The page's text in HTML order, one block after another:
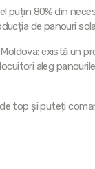
puțin 80% din
de panouri
există un
aleg
top și puteți